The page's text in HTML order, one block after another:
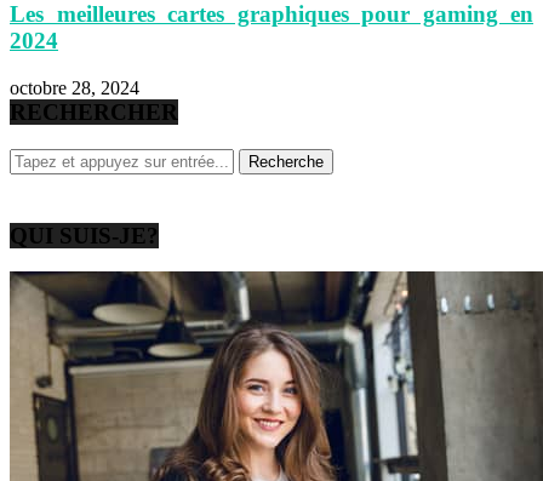
Les meilleures cartes graphiques pour gaming en
2024
octobre 28, 2024
RECHERCHER
QUI SUIS-JE?